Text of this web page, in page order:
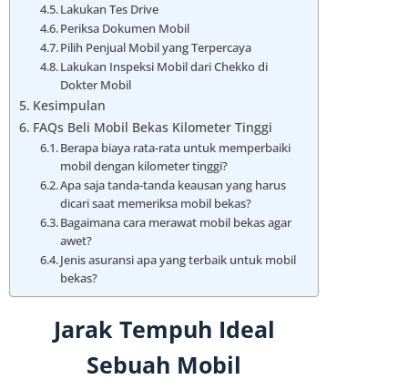
Lakukan Tes Drive
Periksa Dokumen Mobil
Pilih Penjual Mobil yang Terpercaya
Lakukan Inspeksi Mobil dari Chekko di
Dokter Mobil
Kesimpulan
FAQs Beli Mobil Bekas Kilometer Tinggi
Berapa biaya rata-rata untuk memperbaiki
mobil dengan kilometer tinggi?
Apa saja tanda-tanda keausan yang harus
dicari saat memeriksa mobil bekas?
Bagaimana cara merawat mobil bekas agar
awet?
Jenis asuransi apa yang terbaik untuk mobil
bekas?
Jarak Tempuh Ideal
Sebuah Mobil